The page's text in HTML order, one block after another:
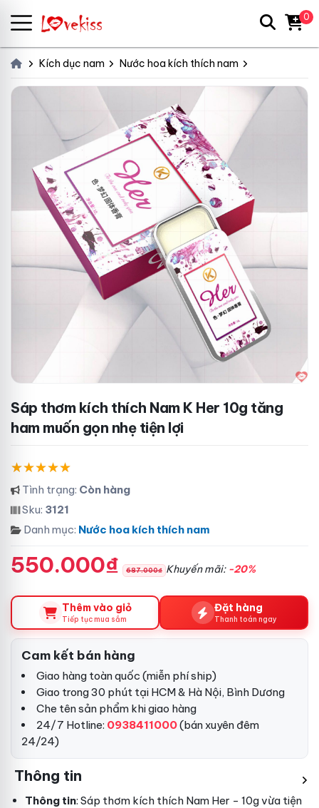
Kích dục nam Nước hoa kích thích nam
Sáp thơm kích thích Nam K Her 10g tăng
ham muốn gọn nhẹ tiện lợi
Tình trạng: Còn hàng
Sku: 3121
Danh mục: Nước hoa kích thích nam
550.000₫ 687.000₫ Khuyến mãi: -20%
Thêm vào giỏ
Tiếp tục mua sắm
Đặt hàng
Thanh toán ngay
Cam kết bán hàng
Giao hàng toàn quốc (miễn phí ship)
Giao trong 30 phút tại HCM & Hà Nội, Bình Dương
Che tên sản phẩm khi giao hàng
24/7 Hotline: 0938411000(bán xuyên đêm
24/24)
Thông tin
Thông tin: Sáp thơm kích thích Nam Her - 10g vừa tiện
0